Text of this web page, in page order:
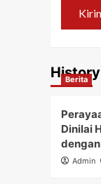
History
Berita
Dinilai
Admin